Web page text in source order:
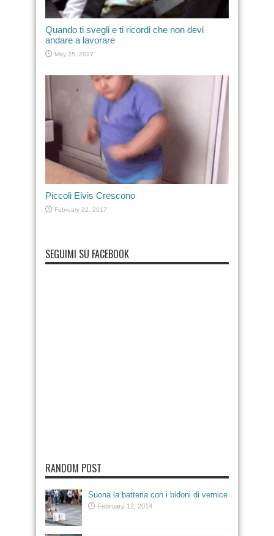
Quando ti svegli e ti ricordi che non devi
andare a lavorare
May 25, 2017
Piccoli Elvis Crescono
February 22, 2017
SEGUIMI SU FACEBOOK
RANDOM POST
Suona la batteria con i bidoni di vernice
February 12, 2014